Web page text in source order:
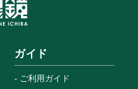
ガイド
ご利用ガイド